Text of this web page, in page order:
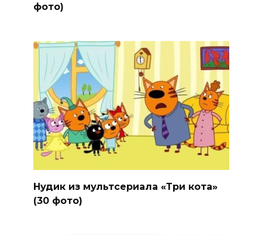
фото)
Нудик из мультсериала «Три кота»
(30 фото)